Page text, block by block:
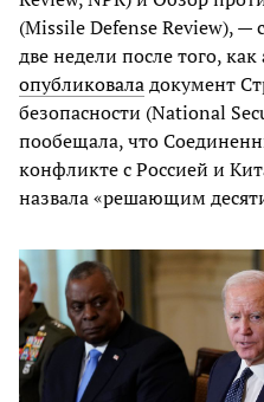
(Missile Defense Review), —
две недели после того,
опубликоваладокумент
безопасности (National
пообещала, что
конфликте с Россией и
назвала «решающим